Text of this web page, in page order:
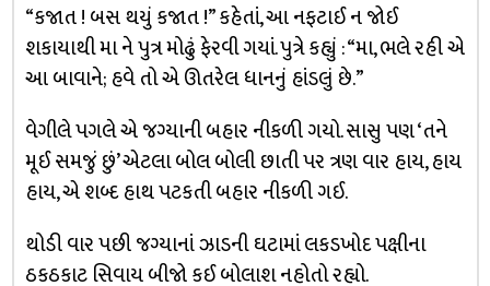
“કજાત ! બસ થયું કજાત !” કહેતાં, આ નફટાઈ ન જોઈ
શકાયાથી મા ને પુત્ર મોઢું ફેરવી ગયાં. પુત્રે કહ્યું : “મા, ભલે રહી એ
આ બાવાને; હવે તો એ ઊતરેલ ધાનનું હાંડલું છે.”
વેગીલે પગલે એ જગ્યાની બહાર નીકળી ગયો. સાસુ પણ ‘તને
મૂઈ સમજું છું’ એટલા બોલ બોલી છાતી પર ત્રણ વાર હાય, હાય
હાય, એ શબ્દ હાથ પટકતી બહાર નીકળી ગઈ.
થોડી વાર પછી જગ્યાનાં ઝાડની ઘટામાં લકડખોદ પક્ષીના
ઠકઠકાટ સિવાય બીજો કઈ બોલાશ નહોતો રહ્યો.